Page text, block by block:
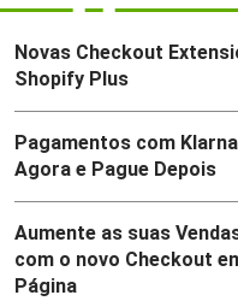
Novas Checkout
Shopify Plus
Pagamentos com
Agora e Pague Depois
Aumente as suas
com o novo Checkout
Página